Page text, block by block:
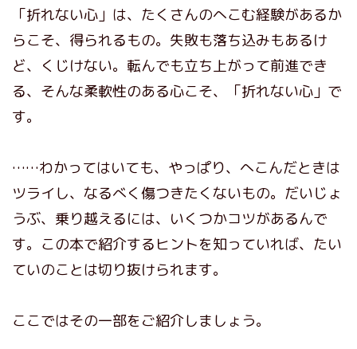
「折れない心」は、たくさんのへこむ経験があるか
らこそ、得られるもの。失敗も落ち込みもあるけ
ど、くじけない。転んでも立ち上がって前進でき
る、そんな柔軟性のある心こそ、「折れない心」で
す。
……わかってはいても、やっぱり、へこんだときは
ツライし、なるべく傷つきたくないもの。だいじょ
うぶ、乗り越えるには、いくつかコツがあるんで
す。この本で紹介するヒントを知っていれば、たい
ていのことは切り抜けられます。
ここではその一部をご紹介しましょう。